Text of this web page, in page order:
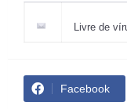
Livre de
Facebook